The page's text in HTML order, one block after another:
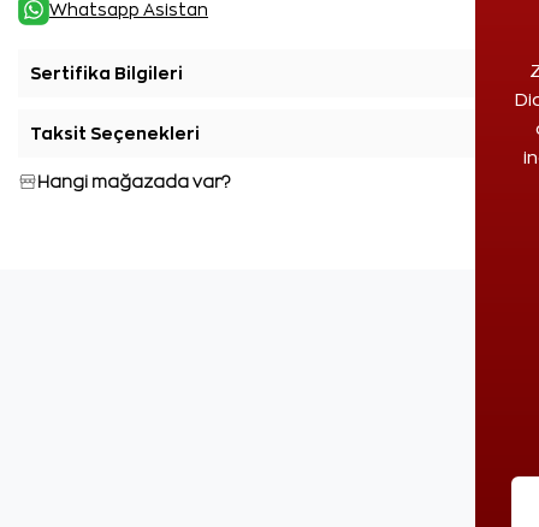
Whatsapp Asistan
Sertifika Bilgileri
Taksit Seçenekleri
Hangi mağazada var?